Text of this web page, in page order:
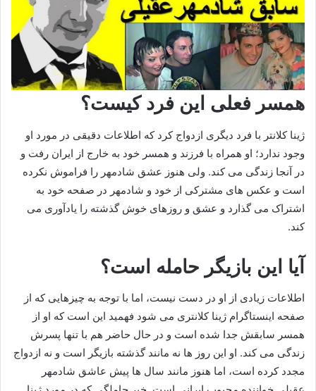
همسر فعلی این فرد کیست؟
ژینا کلانتر با فرد دیگری ازدواج کرد که اطلاعات دقیقی در مورد او
وجود ندارد؛ او همراه با فرزند و همسر خود به خارج از ایران رفت و
در آنجا زندگی می کند. ولی هنوز عشق شادمهر را فراموش نکرده
است و عکس های مشترکی از خود و شادمهر در صفحه خود به
اشتراک می گذارد و عشق و روزهای خوش گذشته را یادآوری می
کند.
آیا این بازیگر حامله است؟
اطلاعات زیادی از او در دست نیست، اما با توجه به چیزهایی که از
صفحه اینستاگرام ژینا کلانتری می شود فهمید این است که او از
همسر سابقش جدا شده است و در حال حاضر هم با تنها پسرش
زندگی می کند. او این روز ها نه مانند گذشته بازیگر است و نه ازدواج
مجدد کرده است، اما هنوز مانند سال ها پیش عاشق شادمهر